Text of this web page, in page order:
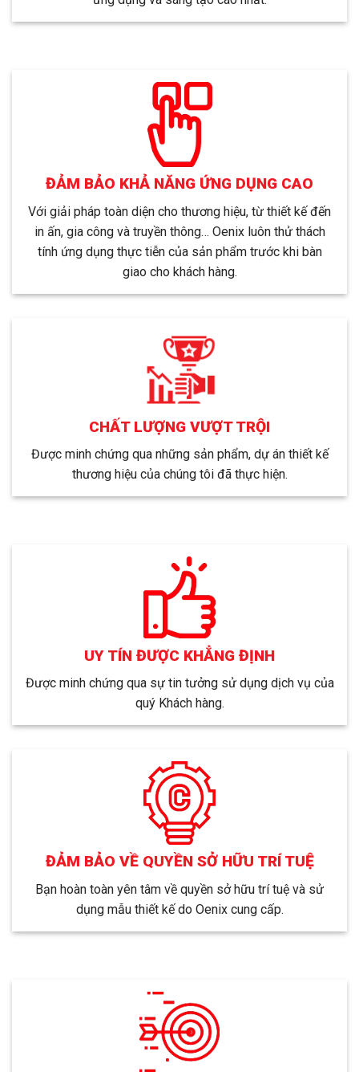
ĐẢM BẢO KHẢ NĂNG ỨNG DỤNG CAO
Với giải pháp toàn diện cho thương hiệu, từ thiết kế đến
in ấn, gia công và truyền thông… Oenix luôn thử thách
tính ứng dụng thực tiễn của sản phẩm trước khi bàn
giao cho khách hàng.
CHẤT LƯỢNG VƯỢT TRỘI
Được minh chứng qua những sản phẩm, dự án thiết kế
thương hiệu của chúng tôi đã thực hiện.
UY TÍN ĐƯỢC KHẲNG ĐỊNH
Được minh chứng qua sự tin tưởng sử dụng dịch vụ của
quý Khách hàng.
ĐẢM BẢO VỀ QUYỀN SỞ HỮU TRÍ TUỆ
Bạn hoàn toàn yên tâm về quyền sở hữu trí tuệ và sử
dụng mẫu thiết kế do Oenix cung cấp.